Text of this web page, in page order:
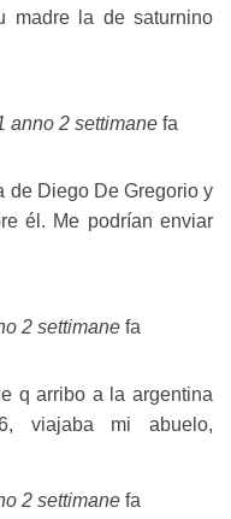
madre la de saturnino
anno 2 settimane fa
de Diego De Gregorio y
él. Me podrían enviar
2 settimane fa
q arribo a la argentina
viajaba mi abuelo,
2 settimane fa